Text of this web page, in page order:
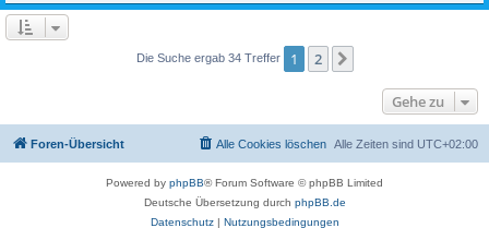
Die Suche ergab 34 Treffer 1 2
Gehe zu
Foren-Übersicht Alle Zeiten sind UTC+02:00
Alle Cookies löschen
Powered by phpBB® Forum Software © phpBB Limited
Deutsche Übersetzung durch phpBB.de
Datenschutz| Nutzungsbedingungen